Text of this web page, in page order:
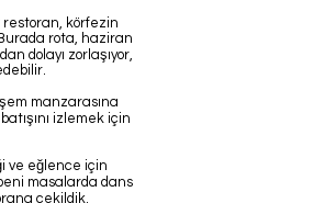
restoran, körfezin
rota, haziran
dolayı zorlaşıyor,
manzarasına
izlemek için
ve eğlence için
masalarda dans
çekildik.